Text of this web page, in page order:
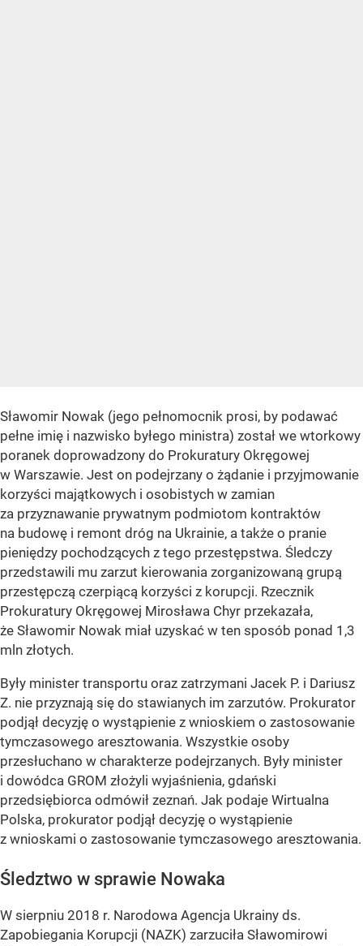
Sławomir Nowak (jego pełnomocnik prosi, by podawać
pełne imię i nazwisko byłego ministra) został we wtorkowy
poranek doprowadzony do Prokuratury Okręgowej
w Warszawie. Jest on podejrzany o żądanie i przyjmowanie
korzyści majątkowych i osobistych w zamian
za przyznawanie prywatnym podmiotom kontraktów
na budowę i remont dróg na Ukrainie, a także o pranie
pieniędzy pochodzących z tego przestępstwa. Śledczy
przedstawili mu zarzut kierowania zorganizowaną grupą
przestępczą czerpiącą korzyści z korupcji. Rzecznik
Prokuratury Okręgowej Mirosława Chyr przekazała,
że Sławomir Nowak miał uzyskać w ten sposób ponad 1,3
mln złotych.
Były minister transportu oraz zatrzymani Jacek P. i Dariusz
Z. nie przyznają się do stawianych im zarzutów. Prokurator
podjął decyzję o wystąpienie z wnioskiem o zastosowanie
tymczasowego aresztowania. Wszystkie osoby
przesłuchano w charakterze podejrzanych. Były minister
i dowódca GROM złożyli wyjaśnienia, gdański
przedsiębiorca odmówił zeznań. Jak podaje Wirtualna
Polska, prokurator podjął decyzję o wystąpienie
z wnioskami o zastosowanie tymczasowego aresztowania.
Śledztwo w sprawie Nowaka
W sierpniu 2018 r. Narodowa Agencja Ukrainy ds.
Zapobiegania Korupcji (NAZK) zarzuciła Sławomirowi